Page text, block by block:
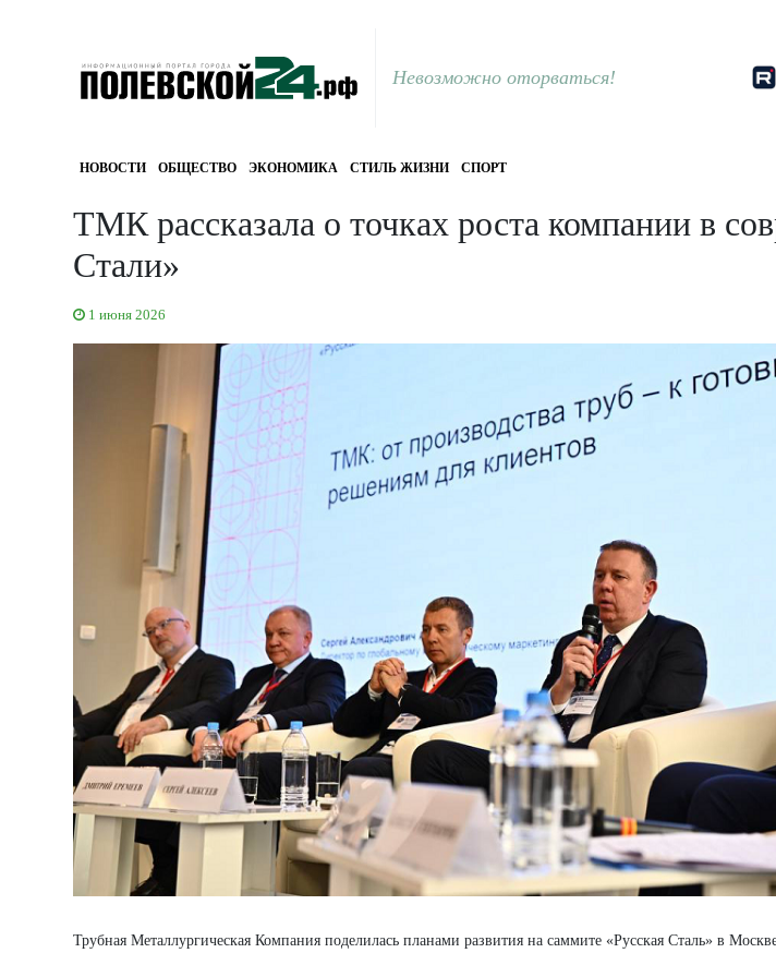
Невозможно оторваться!
НОВОСТИ ОБЩЕСТВО ЭКОНОМИКА СТИЛЬ ЖИЗНИ СПОРТ
ТМК рассказала о точках роста компании в
Стали»
1 июня 2026
Трубная Металлургическая Компания поделилась планами развития на саммите «Русская Сталь» в